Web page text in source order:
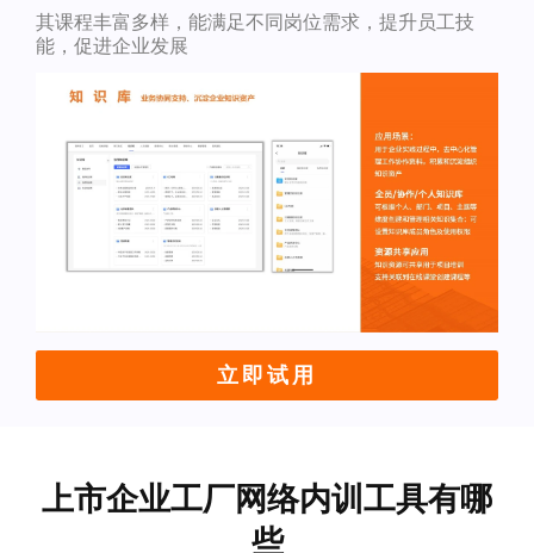
其课程丰富多样，能满足不同岗位需求，提升员工技
能，促进企业发展
立即试用
上市企业工厂网络内训工具有哪
些